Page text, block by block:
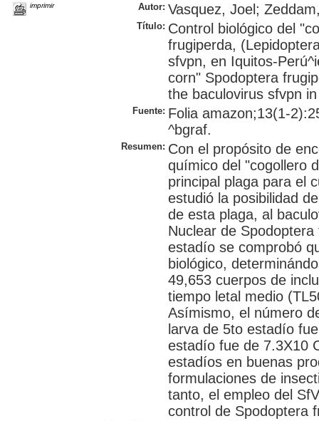
imprimir Autor: Vasquez, Joel;
Título: Control biológico del
frugiperda,
sfvpn, en Iquitos-
corn" Spodoptera
the baculovirus sfvpn
Fuente: Folia amazon;13(1-
^bgraf.
Resumen: Con el propósito de
químico del "cogollero
principal plaga para el
estudió la posibilidad
de esta plaga, al
Nuclear de
estadío se comprobó
biológico,
49,653 cuerpos de
tiempo letal medio
Asímismo, el número
larva de 5to estadío
estadío fue de 7.3X10
estadíos en buenas
formulaciones de
tanto, el empleo del
control de Spodoptera